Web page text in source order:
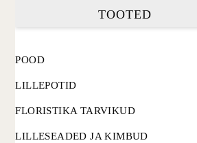
TOOTED
POOD
LILLEPOTID
FLORISTIKA TARVIKUD
LILLESEADED JA KIMBUD